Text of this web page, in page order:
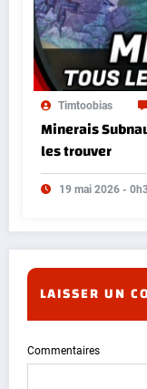
Timtoobias
Minerais
les trouver
19 mai 2026 -
LAISSER UN
Commentaires